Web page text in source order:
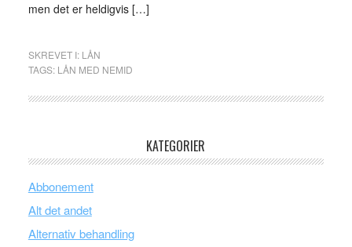
men det er heldigvis […]
SKREVET I: LÅN
TAGS: LÅN MED NEMID
KATEGORIER
Abbonement
Alt det andet
Alternativ behandling